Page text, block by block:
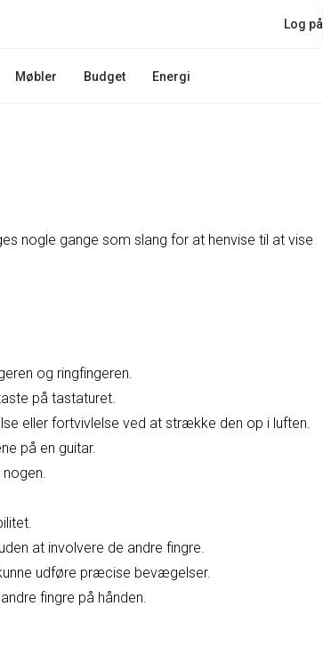
Møbler Budget Energi
Log på
nogle gange som slang for at henvise til at vise
og ringfingeren.
på tastaturet.
eller fortvivlelse ved at strække den op i luften.
på en guitar.
at involvere de andre fingre.
udføre præcise bevægelser.
fingre på hånden.